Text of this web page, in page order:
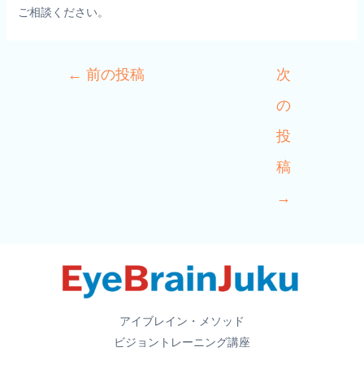
ご相談ください。
← 前の投稿
次
の
投
稿
→
アイブレイン・メソッド
ビジョントレーニング講座